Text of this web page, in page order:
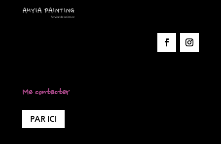
Me contacter
PAR ICI